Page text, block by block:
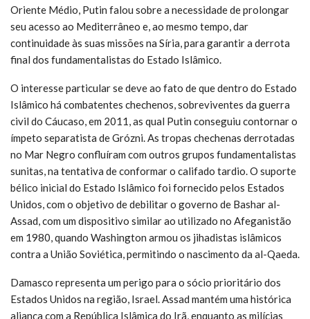
Oriente Médio, Putin falou sobre a necessidade de prolongar
seu acesso ao Mediterrâneo e, ao mesmo tempo, dar
continuidade às suas missões na Síria, para garantir a derrota
final dos fundamentalistas do Estado Islâmico.
O interesse particular se deve ao fato de que dentro do Estado
Islâmico há combatentes chechenos, sobreviventes da guerra
civil do Cáucaso, em 2011, as qual Putin conseguiu contornar o
ímpeto separatista de Grózni. As tropas chechenas derrotadas
no Mar Negro confluíram com outros grupos fundamentalistas
sunitas, na tentativa de conformar o califado tardio. O suporte
bélico inicial do Estado Islâmico foi fornecido pelos Estados
Unidos, com o objetivo de debilitar o governo de Bashar al-
Assad, com um dispositivo similar ao utilizado no Afeganistão
em 1980, quando Washington armou os jihadistas islâmicos
contra a União Soviética, permitindo o nascimento da al-Qaeda.
Damasco representa um perigo para o sócio prioritário dos
Estados Unidos na região, Israel. Assad mantém uma histórica
aliança com a República Islâmica do Irã, enquanto as milícias